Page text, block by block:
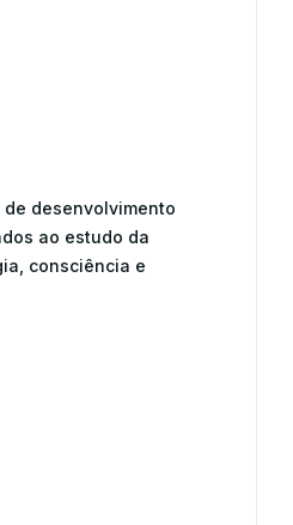
de desenvolvimento
ao estudo da
consciência e